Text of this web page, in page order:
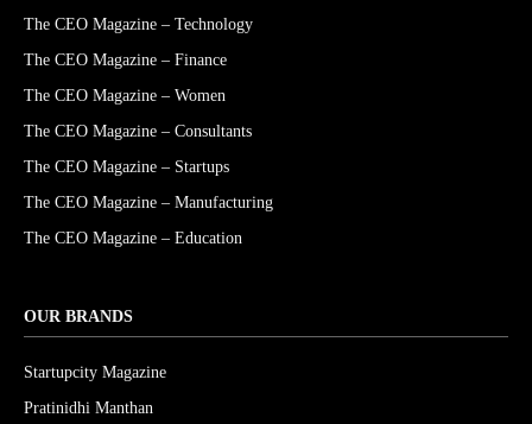
The CEO Magazine – Technology
The CEO Magazine – Finance
The CEO Magazine – Women
The CEO Magazine – Consultants
The CEO Magazine – Startups
The CEO Magazine – Manufacturing
The CEO Magazine – Education
OUR BRANDS
Startupcity Magazine
Pratinidhi Manthan